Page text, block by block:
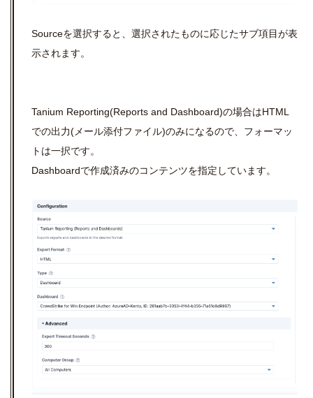
Sourceを選択すると、選択されたものに応じたサブ項目が表
示されます。
Tanium Reporting(Reports and Dashboard)の場合はHTML
での出力(メール添付ファイル)のみになるので、フォーマッ
トは一択です。
Dashboardで作成済みのコンテンツを指定しています。